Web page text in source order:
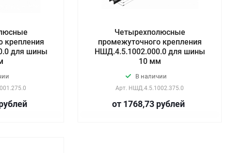
крепления
для шины
лей
Четырехполюсные
промежуточного крепления
НШД.4.5.1002.000.0 для шины
10 мм
В наличии
Арт. НШД.4.5.1002.375.0
от 1768,73 рублей